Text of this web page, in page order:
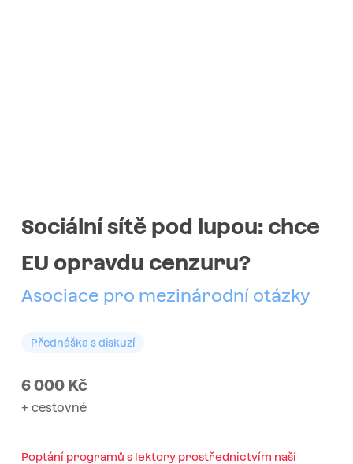
Sociální sítě pod lupou: chce
EU opravdu cenzuru?
Asociace pro mezinárodní otázky
Přednáška s diskuzí
6 000 Kč
+ cestovné
Poptání programů s lektory prostřednictvím naší